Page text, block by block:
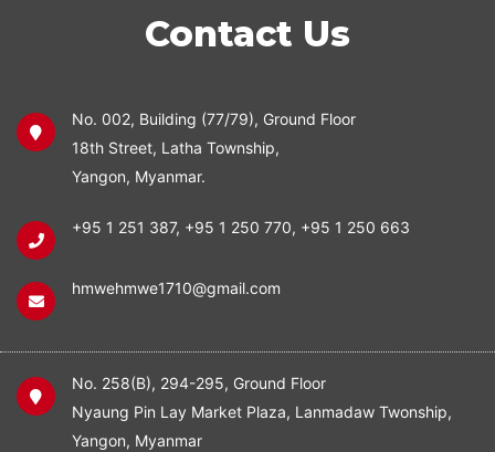
Contact Us
No. 002, Building (77/79), Ground Floor
18th Street, Latha Township,
Yangon, Myanmar.
+95 1 251 387, +95 1 250 770, +95 1 250 663
hmwehmwe1710@gmail.com
No. 258(B), 294-295, Ground Floor
Nyaung Pin Lay Market Plaza, Lanmadaw Twonship,
Yangon, Myanmar